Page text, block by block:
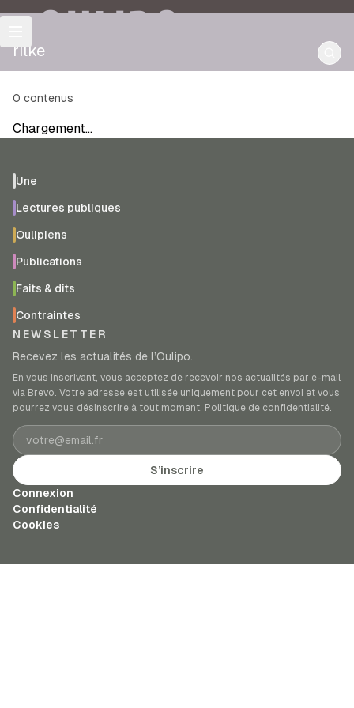
OULIPO
rilke
0 contenus
Chargement…
Une
Lectures publiques
Oulipiens
Publications
Faits & dits
Contraintes
NEWSLETTER
Recevez les actualités de l’Oulipo.
En vous inscrivant, vous acceptez de recevoir nos actualités par e-mail
via Brevo. Votre adresse est utilisée uniquement pour cet envoi et vous
pourrez vous désinscrire à tout moment. Politique de confidentialité.
Adresse e-mail
S’inscrire
Connexion
Confidentialité
Cookies